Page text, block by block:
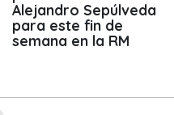
Alejandro Sepúlveda
para este fin de
semana en la RM